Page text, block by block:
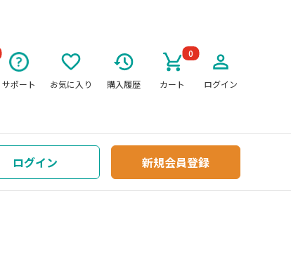
サポート お気に入り 購入履歴 カート
0
ログイン
ログイン 新規会員登録